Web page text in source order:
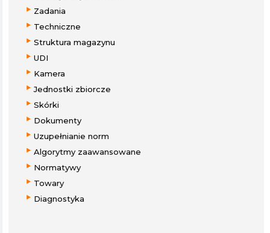
Zadania
Techniczne
Struktura magazynu
UDI
Kamera
Jednostki zbiorcze
Skórki
Dokumenty
Uzupełnianie norm
Algorytmy zaawansowane
Normatywy
Towary
Diagnostyka